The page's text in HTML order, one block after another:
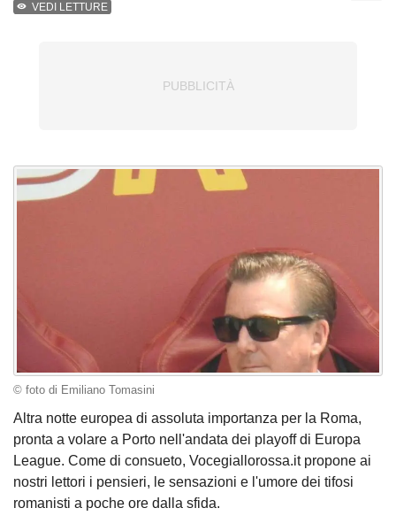
VEDI LETTURE
© foto di Emiliano Tomasini
Altra notte europea di assoluta importanza per la Roma,
pronta a volare a Porto nell'andata dei playoff di Europa
League. Come di consueto, Vocegiallorossa.it propone ai
nostri lettori i pensieri, le sensazioni e l'umore dei tifosi
romanisti a poche ore dalla sfida.